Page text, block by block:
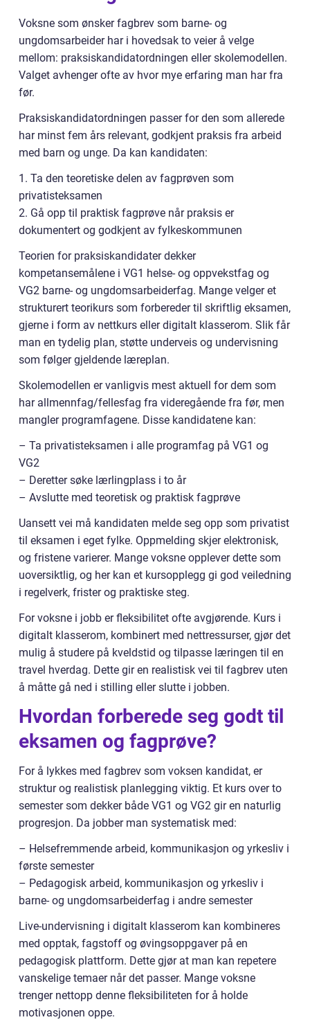
Voksne som ønsker fagbrev som barne- og
ungdomsarbeider har i hovedsak to veier å velge
mellom: praksiskandidatordningen eller skolemodellen.
Valget avhenger ofte av hvor mye erfaring man har fra
før.
Praksiskandidatordningen passer for den som allerede
har minst fem års relevant, godkjent praksis fra arbeid
med barn og unge. Da kan kandidaten:
1. Ta den teoretiske delen av fagprøven som
privatisteksamen
2. Gå opp til praktisk fagprøve når praksis er
dokumentert og godkjent av fylkeskommunen
Teorien for praksiskandidater dekker
kompetansemålene i VG1 helse- og oppvekstfag og
VG2 barne- og ungdomsarbeiderfag. Mange velger et
strukturert teorikurs som forbereder til skriftlig eksamen,
gjerne i form av nettkurs eller digitalt klasserom. Slik får
man en tydelig plan, støtte underveis og undervisning
som følger gjeldende læreplan.
Skolemodellen er vanligvis mest aktuell for dem som
har allmennfag/fellesfag fra videregående fra før, men
mangler programfagene. Disse kandidatene kan:
– Ta privatisteksamen i alle programfag på VG1 og
VG2
– Deretter søke lærlingplass i to år
– Avslutte med teoretisk og praktisk fagprøve
Uansett vei må kandidaten melde seg opp som privatist
til eksamen i eget fylke. Oppmelding skjer elektronisk,
og fristene varierer. Mange voksne opplever dette som
uoversiktlig, og her kan et kursopplegg gi god veiledning
i regelverk, frister og praktiske steg.
For voksne i jobb er fleksibilitet ofte avgjørende. Kurs i
digitalt klasserom, kombinert med nettressurser, gjør det
mulig å studere på kveldstid og tilpasse læringen til en
travel hverdag. Dette gir en realistisk vei til fagbrev uten
å måtte gå ned i stilling eller slutte i jobben.
Hvordan forberede seg godt til
eksamen og fagprøve?
For å lykkes med fagbrev som voksen kandidat, er
struktur og realistisk planlegging viktig. Et kurs over to
semester som dekker både VG1 og VG2 gir en naturlig
progresjon. Da jobber man systematisk med:
– Helsefremmende arbeid, kommunikasjon og yrkesliv i
første semester
– Pedagogisk arbeid, kommunikasjon og yrkesliv i
barne- og ungdomsarbeiderfag i andre semester
Live-undervisning i digitalt klasserom kan kombineres
med opptak, fagstoff og øvingsoppgaver på en
pedagogisk plattform. Dette gjør at man kan repetere
vanskelige temaer når det passer. Mange voksne
trenger nettopp denne fleksibiliteten for å holde
motivasjonen oppe.